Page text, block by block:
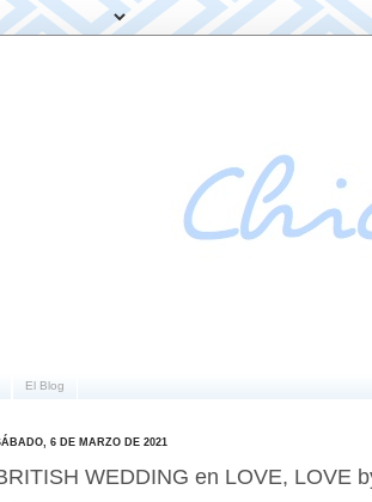
El Blog
6 DE MARZO DE 2021
WEDDING en LOVE, LOVE